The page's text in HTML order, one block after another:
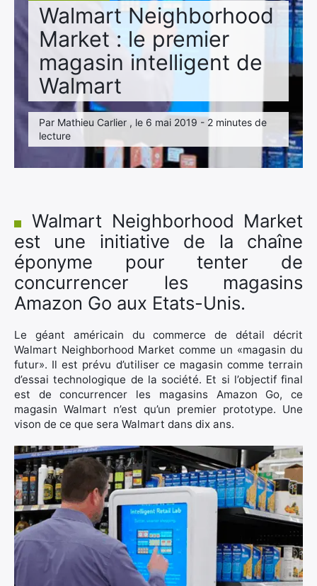
Walmart Neighborhood
Market : le premier
magasin intelligent de
Walmart
Par Mathieu Carlier , le 6 mai 2019 - 2 minutes de
lecture
Walmart Neighborhood Market
est une initiative de la chaîne
éponyme pour tenter de
concurrencer les magasins
Amazon Go aux Etats-Unis.
Le géant américain du commerce de détail décrit
Walmart Neighborhood Market comme un «magasin du
futur». Il est prévu d’utiliser ce magasin comme terrain
d’essai technologique de la société. Et si l’objectif final
est de concurrencer les magasins Amazon Go, ce
magasin Walmart n’est qu’un premier prototype. Une
vison de ce que sera Walmart dans dix ans.